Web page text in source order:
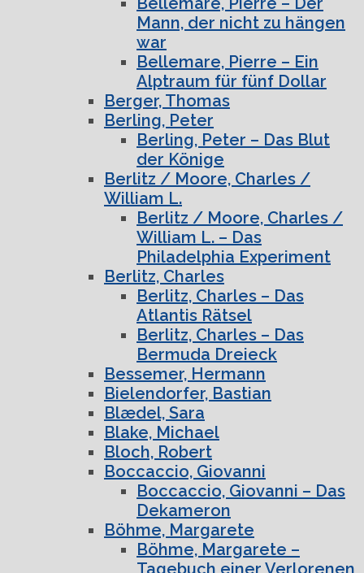
Mann, der nicht zu hängen
war
Bellemare, Pierre – Ein
Alptraum für fünf Dollar
Berger, Thomas
Berling, Peter
Berling, Peter – Das Blut
der Könige
Berlitz / Moore, Charles /
William L.
Berlitz / Moore, Charles /
William L. – Das
Philadelphia Experiment
Berlitz, Charles
Berlitz, Charles – Das
Atlantis Rätsel
Berlitz, Charles – Das
Bermuda Dreieck
Bessemer, Hermann
Bielendorfer, Bastian
Blædel, Sara
Blake, Michael
Bloch, Robert
Boccaccio, Giovanni
Boccaccio, Giovanni – Das
Dekameron
Böhme, Margarete
Böhme, Margarete –
Tagebuch einer Verlorenen